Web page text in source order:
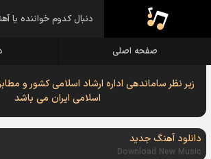
صفحه اصلی
زیر نظر ساماندهی اداره ارشاد اسلامی کشور و
اسلامی ایران می باشد
دانلود آهنگ جدید
Download New Music